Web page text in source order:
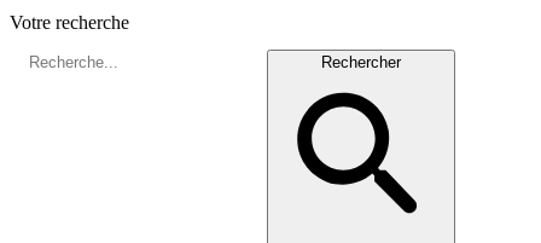
Votre recherche
Rechercher